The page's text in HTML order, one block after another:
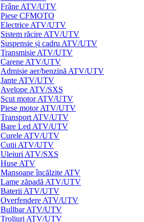
Frâne ATV/UTV
Piese CFMOTO
Electrice ATV/UTV
Sistem răcire ATV/UTV
Suspensie și cadru ATV/UTV
Transmisie ATV/UTV
Carene ATV/UTV
Admisie aer/benzină ATV/UTV
Jante ATV/UTV
Avelope ATV/SXS
Scut motor ATV/UTV
Piese motor ATV/UTV
Transport ATV/UTV
Bare Led ATV/UTV
Curele ATV/UTV
Cutii ATV/UTV
Uleiuri ATV/SXS
Huse ATV
Mansoane încălzite ATV
Lame zăpadă ATV/UTV
Baterii ATV/UTV
Overfendere ATV/UTV
Bullbar ATV/UTV
Troliuri ATV/UTV